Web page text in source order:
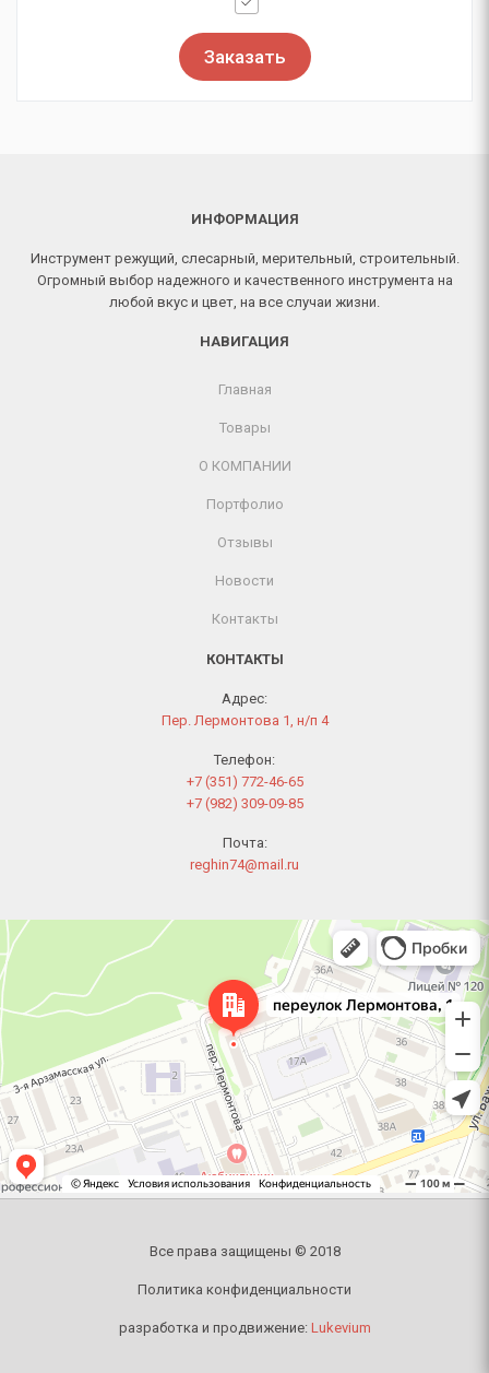
Заказать
ИНФОРМАЦИЯ
Инструмент режущий, слесарный, мерительный, строительный.
Огромный выбор надежного и качественного инструмента на
любой вкус и цвет, на все случаи жизни.
НАВИГАЦИЯ
Главная
Товары
О КОМПАНИИ
Портфолио
Отзывы
Новости
Контакты
КОНТАКТЫ
Адрес:
Пер. Лермонтова 1, н/п 4
Телефон:
+7 (351) 772-46-65
+7 (982) 309-09-85
Почта:
reghin74@mail.ru
Челябинск
Переулок Лермонтова, 1 — Яндекс Карты
Все права защищены © 2018
Политика конфиденциальности
разработка и продвижение: Lukevium